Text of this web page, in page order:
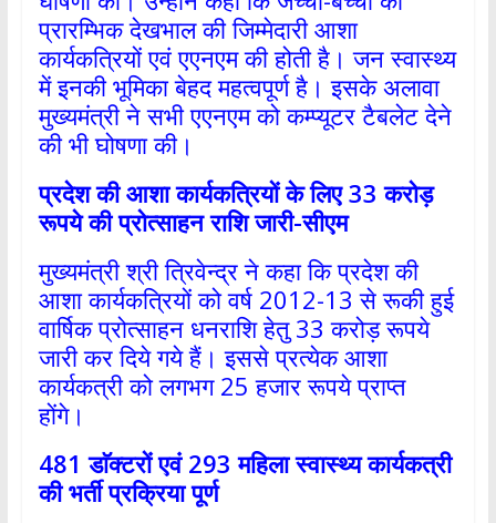
प्रारम्भिक देखभाल की जिम्मेदारी आशा
कार्यकत्रियों एवं एएनएम की होती है। जन स्वास्थ्य
में इनकी भूमिका बेहद महत्वपूर्ण है। इसके अलावा
मुख्यमंत्री ने सभी एएनएम को कम्प्यूटर टैबलेट देने
की भी घोषणा की।
प्रदेश की आशा कार्यकत्रियों के लिए33करोड़
रूपये की प्रोत्साहन राशि जारी-सीएम
मुख्यमंत्री श्री त्रिवेन्द्र ने कहा कि प्रदेश की
आशा कार्यकत्रियों को वर्ष 2012-13 से रूकी हुई
वार्षिक प्रोत्साहन धनराशि हेतु 33 करोड़ रूपये
जारी कर दिये गये हैं। इससे प्रत्येक आशा
कार्यकत्री को लगभग 25 हजार रूपये प्राप्त
होंगे।
481डाॅक्टरों एवं 293महिला स्वास्थ्य कार्यकत्री
की भर्ती प्रक्रिया पूर्ण